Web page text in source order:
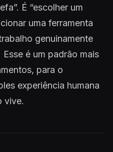
É “escolher um
uma ferramenta
genuinamente
é um padrão mais
para o
experiência humana
vive.